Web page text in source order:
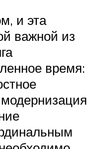
и эта
важной из
время: